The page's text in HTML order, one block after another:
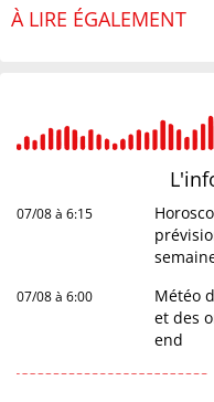
À LIRE ÉGALEMENT
07/08 à 6:15
07/08 à 6:00
Météo
et des
end